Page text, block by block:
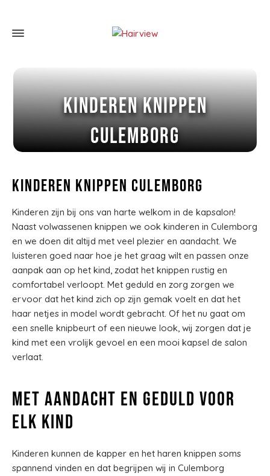
Kinderen knippen
Culemborg
Kinderen knippen Culemborg
Kinderen zijn bij ons van harte welkom in de kapsalon!
Naast volwassenen knippen we ook kinderen in Culemborg
en we doen dit altijd met veel plezier en aandacht. We
luisteren goed naar hoe je het graag wilt en passen onze
aanpak aan op het kind, zodat het knippen rustig en
comfortabel verloopt. Met geduld en zorg zorgen we
ervoor dat het kind zich op zijn gemak voelt en dat het
haar netjes in model wordt gebracht. Of het nu gaat om
een snelle knipbeurt of een nieuwe look, wij zorgen dat je
kind met een vrolijk gevoel en een mooi kapsel de salon
verlaat.
Met aandacht en geduld voor
elk kind
Kinderen kunnen de kapper en het haren knippen soms
spannend vinden en dat begrijpen wij in Culemborg